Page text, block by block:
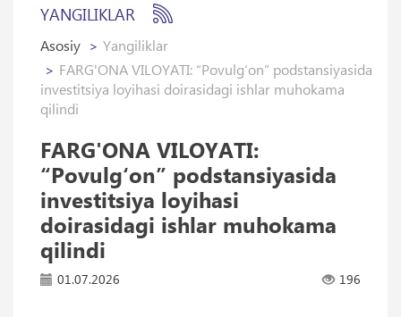
YANGILIKLAR
Asosiy
Yangiliklar
FARG'ONA VILOYATI: “Povulg‘on” podstansiyasida
investitsiya loyihasi doirasidagi ishlar muhokama
qilindi
FARG'ONA VILOYATI:
“Povulg‘on” podstansiyasida
investitsiya loyihasi
doirasidagi ishlar muhokama
qilindi
01.07.2026 196